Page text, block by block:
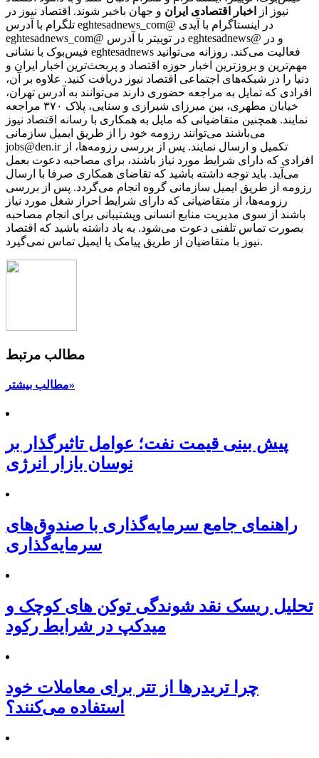
نیوز از
اخبار اقتصادی ایران و جهان باخبر شوند. اقتصاد نیوز در
تلگرام با آدرس eghtesadnews_com@ در اینستاگرام با آیدی
eghtesadnews_com@ در توییتر با آدرس eghtesadnews@ و در
فیس‌بوک با نشانی eghtesadnews فعالیت می‌کند. روزانه می‌توانید
مهم‌ترین و بروزترین اخبار حوزه اقتصاد و پربحث‌ترین اخبار ایران و
دنیا را در شبکه‌های اجتماعی اقتصاد نیوز دریافت کنید. علاوه بر آن،
افرادی که تمایل به مراجعه حضوری دارند می‌توانند به آدرس تهران،
خیابان مطهری، بین میرزای شیرازی و سنایی، پلاک ۳۷۰ مراجعه
نمایند. همچنین متقاضیانی که مایل به همکاری با رسانه‌ اقتصاد نیوز
می‌باشند می‌توانند رزومه خود را از طریق ایمیل سازمانی
jobs@den.ir تکمیل و ارسال نمایند. پس از بررسی رزومه‌ها، از
افرادی که دارای شرایط مورد نیاز باشند، برای مصاحبه دعوت بعمل
می‌آید. باید توجه داشته باشید که تقاضای همکاری صرفا با ارسال
رزومه از طریق ایمیل سازمانی گروه انجام می‌گردد. پس از بررسی
رزومه‌ها، از متقاضیانی که دارای شرایط احراز شغل مورد نیاز
باشند از سوی مدیریت منابع انسانی وپشتیبانی برای انجام مصاحبه
بصورت تماس تلفنی دعوت می‌شود. به یاد داشته باشید که اقتصاد
نیوز با متقاضیان از طریق پیامک یا ایمیل تماس نمی‌گیرد.
مطالب مرتبط
مطالب بیشتر»
پیش بینی قیمت نفت؛ عوامل تاثیرگذار بر
نوسان بازار انرژی
راهنمای جامع سرمایه‌گذاری با صندوق‌های
سرمایه‌گذاری
تحلیل ریسک نقد شوندگی توکن های کوچک و
میدکپ در شرایط رکود
چرا تریدرها از تتر برای معاملات خود
استفاده می‌کنند؟